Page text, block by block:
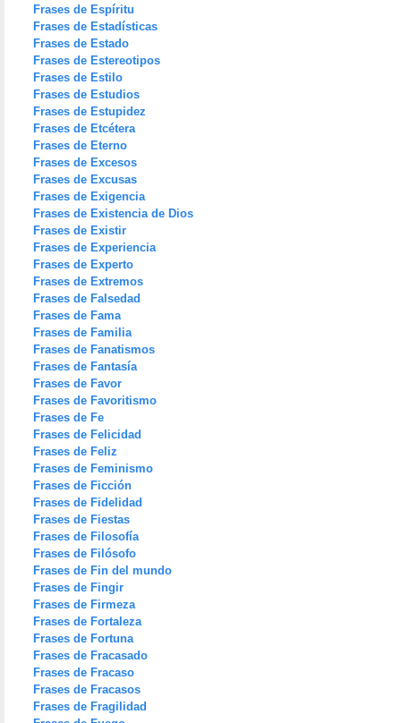
Frases de Espíritu
Frases de Estadísticas
Frases de Estado
Frases de Estereotipos
Frases de Estilo
Frases de Estudios
Frases de Estupidez
Frases de Etcétera
Frases de Eterno
Frases de Excesos
Frases de Excusas
Frases de Exigencia
Frases de Existencia de Dios
Frases de Existir
Frases de Experiencia
Frases de Experto
Frases de Extremos
Frases de Falsedad
Frases de Fama
Frases de Familia
Frases de Fanatismos
Frases de Fantasía
Frases de Favor
Frases de Favoritismo
Frases de Fe
Frases de Felicidad
Frases de Feliz
Frases de Feminismo
Frases de Ficción
Frases de Fidelidad
Frases de Fiestas
Frases de Filosofía
Frases de Filósofo
Frases de Fin del mundo
Frases de Fingir
Frases de Firmeza
Frases de Fortaleza
Frases de Fortuna
Frases de Fracasado
Frases de Fracaso
Frases de Fracasos
Frases de Fragilidad